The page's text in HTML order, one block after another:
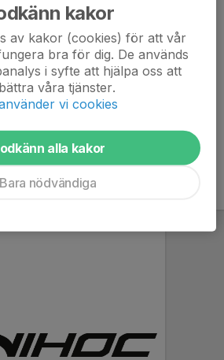
de senaste nyheterna på hemsidan. För
hemsidan loggar du in högst upp till
kakor
av kakor (cookies) för att vår
bra för dig. De används
i syfte att hjälpa oss att
våra tjänster.
vi cookies
alla kakor
Bara nödvändiga